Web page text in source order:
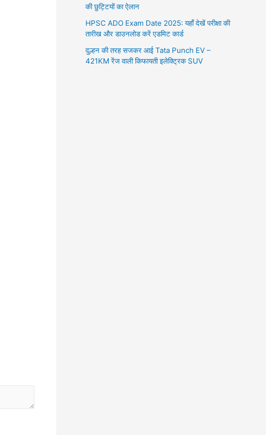
की छुट्टियों का ऐलान
HPSC ADO Exam Date 2025: यहाँ देखें परीक्षा की
तारीख और डाउनलोड करें एडमिट कार्ड
दुल्हन की तरह सजकर आई Tata Punch EV –
421KM रेंज वाली किफायती इलेक्ट्रिक SUV